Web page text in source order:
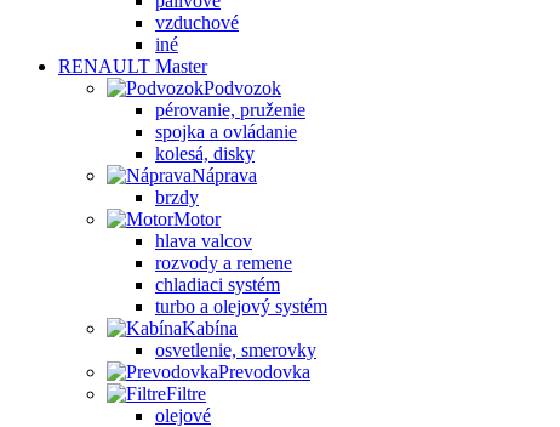
vzduchové
iné
RENAULT Master
Podvozok
pérovanie, pruženie
spojka a ovládanie
kolesá, disky
Náprava
brzdy
Motor
hlava valcov
rozvody a remene
chladiaci systém
turbo a olejový systém
Kabína
osvetlenie, smerovky
Prevodovka
Filtre
olejové